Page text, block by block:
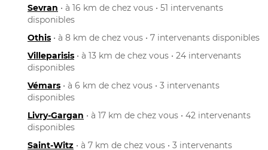
Sevran • à 16 km de chez vous • 51 intervenants
disponibles
Othis • à 8 km de chez vous • 7 intervenants disponibles
Villeparisis • à 13 km de chez vous • 24 intervenants
disponibles
Vémars • à 6 km de chez vous • 3 intervenants
disponibles
Livry-Gargan • à 17 km de chez vous • 42 intervenants
disponibles
Saint-Witz • à 7 km de chez vous • 3 intervenants